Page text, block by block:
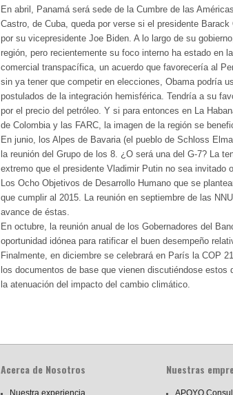
En abril, Panamá será sede de la Cumbre de las
Castro, de Cuba, queda por verse si el presidente
por su vicepresidente Joe Biden. A lo largo de su
región, pero recientemente su foco interno ha estado en
comercial transpacífica, un acuerdo que favorecería al
sin ya tener que competir en elecciones, Obama podría
postulados de la integración hemisférica. Tendría a su
por el precio del petróleo. Y si para entonces en La
de Colombia y las FARC, la imagen de la región se
En junio, los Alpes de Bavaria (el pueblo de Schloss
la reunión del Grupo de los 8. ¿O será una del G-7? La
extremo que el presidente Vladimir Putin no sea invitado
Los Ocho Objetivos de Desarrollo Humano que se
que cumplir al 2015. La reunión en septiembre de las
avance de éstas.
En octubre, la reunión anual de los Gobernadores del
oportunidad idónea para ratificar el buen desempeño
Finalmente, en diciembre se celebrará en París la COP
los documentos de base que vienen discutiéndose
la atenuación del impacto del cambio climático.
Acerca de Nosotros
Nuestra experiencia
Nuestras
APOYO